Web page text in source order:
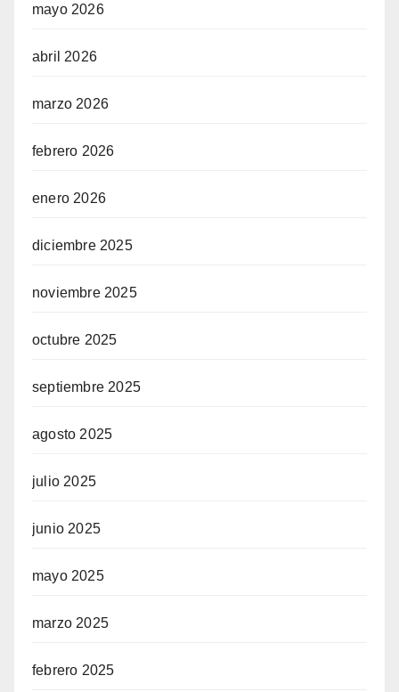
mayo 2026
abril 2026
marzo 2026
febrero 2026
enero 2026
diciembre 2025
noviembre 2025
octubre 2025
septiembre 2025
agosto 2025
julio 2025
junio 2025
mayo 2025
marzo 2025
febrero 2025